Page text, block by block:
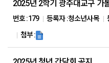
번호 :179 등록자 :청소년사목
첨부 :